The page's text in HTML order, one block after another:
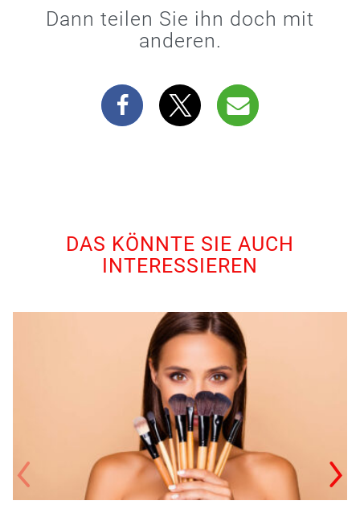
Dann teilen Sie ihn doch mit
anderen.
DAS KÖNNTE SIE AUCH
INTERESSIEREN